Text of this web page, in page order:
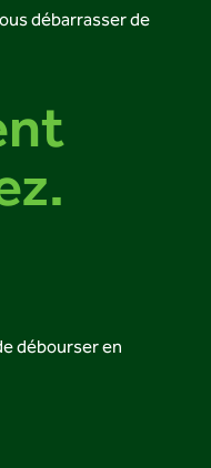
débarrasser de
débourser en